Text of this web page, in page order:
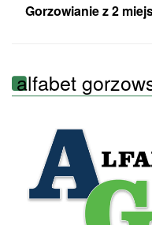
Gorzowianie z 2
alfabet